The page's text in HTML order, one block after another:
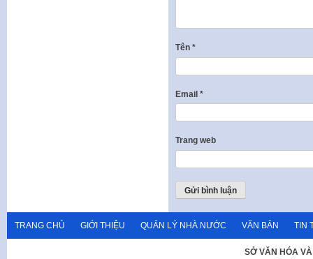
Tên *
Email *
Trang web
TRANG CHỦ GIỚI THIỆU QUẢN LÝ NHÀ NƯỚC VĂN BẢN TIN
SỞ VĂN HÓA